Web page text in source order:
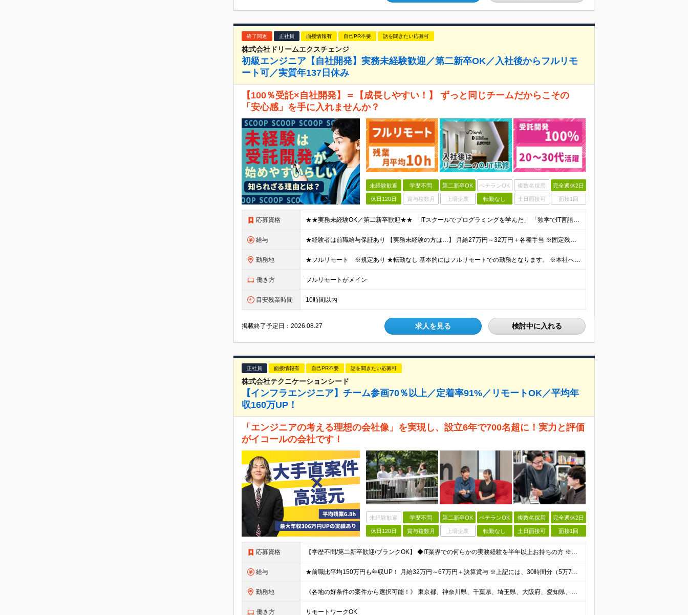
終了間近 正社員 面接情報有 自己PR不要 話を聞きたい応募可
株式会社ドリームエクスチェンジ
初級エンジニア【自社開発】実務未経験歓迎／第二新卒OK／入社後からフルリモ
ート可／実質年137日休み
【100％受託×自社開発】＝【成長しやすい！】 ずっと同じチームだからこその
「安心感」を手に入れませんか？
未経験歓迎 学歴不問 第二新卒OK ベテランOK 複数名採用 完全週休2日
休日120日 賞与複数月 上場企業 転勤なし 土日面接可 面接1回
応募資格 ★★実務未経験OK／第二新卒歓迎★★ 「ITスクールでプログラミングを学んだ」 「独学でIT言語を学んだから転職に活かしたい」 そんな方であれば実務未経験でも応募OKです！ ■学歴不問 ■20代30
給与 ★経験者は前職給与保証あり 【実務未経験の方は…】 月給27万円～32万円＋各種手当 ※固定残業代（月40時間・65,000円～77,000円）を含みます 【開発経験（ソフトウェア/Webアプリ）
勤務地 ★フルリモート ※規定あり ★転勤なし 基本的にはフルリモートでの勤務となります。 ※本社への通勤圏内にお住まいの方が条件となります。 【本社】 東京都千代田区神田神保町２-４-７久月神田ビル5階
働き方 フルリモートがメイン
目安残業時間 10時間以内
掲載終了予定日：2026.08.27 求人を見る 検討中に入れる
正社員 面接情報有 自己PR不要 話を聞きたい応募可
株式会社テクニケーションシード
【インフラエンジニア】チーム参画70％以上／定着率91%／リモートOK／平均年
収160万UP！
「エンジニアの考える理想の会社像」を実現し、設立6年で700名超に！実力と評価
がイコールの会社です！
未経験歓迎 学歴不問 第二新卒OK ベテランOK 複数名採用 完全週休2日
休日120日 賞与複数月 上場企業 転勤なし 土日面接可 面接1回
応募資格 【学歴不問/第二新卒歓迎/ブランクOK】 ◆IT業界での何らかの実務経験を半年以上お持ちの方 ※経験した工程・使用製品などは不問です。 ◆学歴不問
給与 ★前職比平均150万円も年収UP！ 月給32万円～67万円＋決算賞与 ※上記には、30時間分（5万7千円～12万1千円）の固定残業代が含まれています。 ◇超過分は別途支給 ◇試用期間3ヶ月（期間中の
勤務地 《各地の好条件の案件から選択可能！》 東京都、神奈川県、千葉県、埼玉県、大阪府、愛知県、福岡県の各プロジェクト先 ※希望を最大限考慮 ※リモート案件あり ※転居を伴う転勤なし ※U・Iターンも歓迎
働き方 リモートワークOK